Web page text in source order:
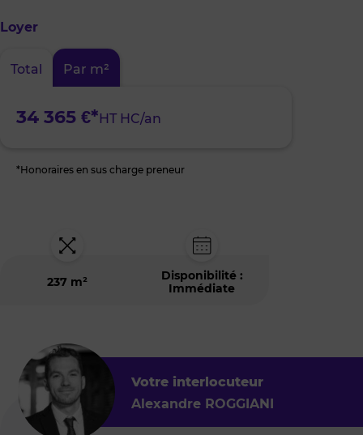
à
Secteur
Champeaux
Loyer
Total Par m²
34 365 €*HT HC/an
*Honoraires en sus charge preneur
237 m²
Disponibilité :
Immédiate
Votre interlocuteur
Alexandre ROGGIANI